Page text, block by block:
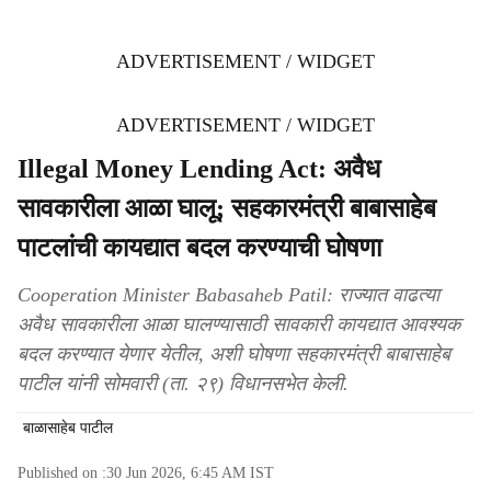
ADVERTISEMENT / WIDGET
ADVERTISEMENT / WIDGET
Illegal Money Lending Act: अवैध
सावकारीला आळा घालू; सहकारमंत्री बाबासाहेब
पाटलांची कायद्यात बदल करण्याची घोषणा
Cooperation Minister Babasaheb Patil: राज्यात वाढत्या
अवैध सावकारीला आळा घालण्यासाठी सावकारी कायद्यात आवश्यक
बदल करण्यात येणार येतील, अशी घोषणा सहकारमंत्री बाबासाहेब
पाटील यांनी सोमवारी (ता. २९) विधानसभेत केली.
बाळासाहेब पाटील
Published on :30 Jun 2026, 6:45 AM IST